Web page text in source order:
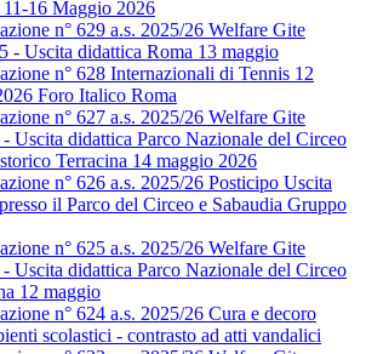
16 Maggio 2026
n° 629 a.s. 2025/26 Welfare Gite
- Uscita didattica Roma 13 maggio
n° 628 Internazionali di Tennis 12
Foro Italico Roma
n° 627 a.s. 2025/26 Welfare Gite
Uscita didattica Parco Nazionale del Circeo
Terracina 14 maggio 2026
n° 626 a.s. 2025/26 Posticipo Uscita
il Parco del Circeo e Sabaudia Gruppo
n° 625 a.s. 2025/26 Welfare Gite
Uscita didattica Parco Nazionale del Circeo
12 maggio
n° 624 a.s. 2025/26 Cura e decoro
scolastici - contrasto ad atti vandalici